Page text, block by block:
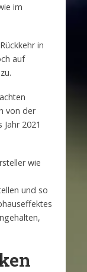
im
in
auf
von der
2021
wie
und so